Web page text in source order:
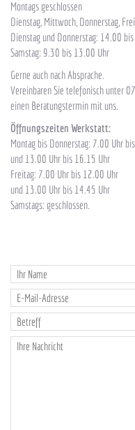
Montags geschlossen
Dienstag, Mittwoch, Donnerstag,
Dienstag und Donnerstag: 14.00
Samstag: 9.30 bis 13.00 Uhr
Gerne auch nach Absprache.
Vereinbaren Sie telefonisch unter
einen Beratungstermin mit uns.
Öffnungszeiten Werkstatt:
Montag bis Donnerstag: 7.00 Uhr
und 13.00 Uhr bis 16.15 Uhr
Freitag: 7.00 Uhr bis 12.00 Uhr
und 13.00 Uhr bis 14.45 Uhr
Samstags: geschlossen.